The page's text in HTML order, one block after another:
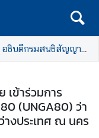
อธิบดีกรมสนธิสัญญาและกฎหมาย เข้าร่วมการประชุมสมัชชาสหประชาชาติครั้งที่ 80 (UNGA80) ว่าด้วยรายงานของศาลยุติธรรมระหว่างประเทศ ณ นครนิวยอร์ก
ข้าร่วมการ
(UNGA80) ว่า
งประเทศ ณ นคร